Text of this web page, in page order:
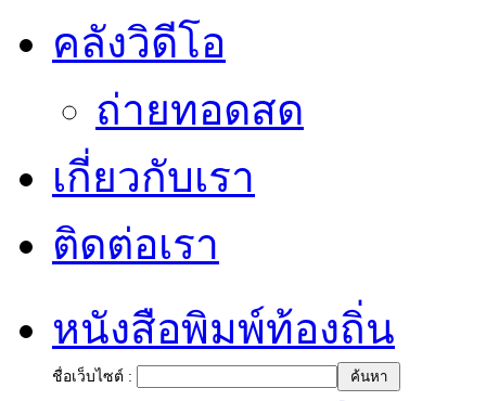
คลังวิดีโอ
ถ่ายทอดสด
เกี่ยวกับเรา
ติดต่อเรา
หนังสือพิมพ์ท้องถิ่น
ชื่อเว็บไซต์ :